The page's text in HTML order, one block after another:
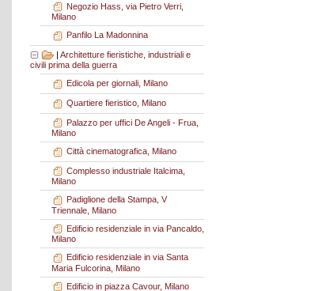
Negozio Hass, via Pietro Verri,
Milano
Panfilo La Madonnina
| Architetture fieristiche, industriali e
civili prima della guerra
Edicola per giornali, Milano
Quartiere fieristico, Milano
Palazzo per uffici De Angeli - Frua,
Milano
Città cinematografica, Milano
Complesso industriale Italcima,
Milano
Padiglione della Stampa, V
Triennale, Milano
Edificio residenziale in via Pancaldo,
Milano
Edificio residenziale in via Santa
Maria Fulcorina, Milano
Edificio in piazza Cavour, Milano